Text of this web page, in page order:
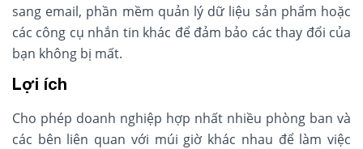
sang email, phần mềm quản lý dữ liệu sản phẩm hoặc
các công cụ nhắn tin khác để đảm bảo các thay đổi của
bạn không bị mất.
Lợi ích
Cho phép doanh nghiệp hợp nhất nhiều phòng ban và
các bên liên quan với múi giờ khác nhau để làm việc